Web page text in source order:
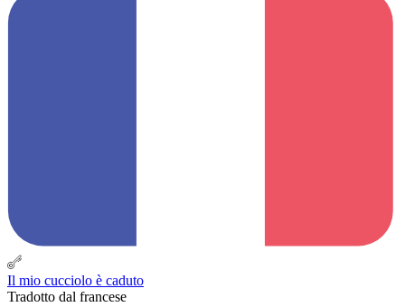
Il mio cucciolo è caduto
Tradotto dal francese